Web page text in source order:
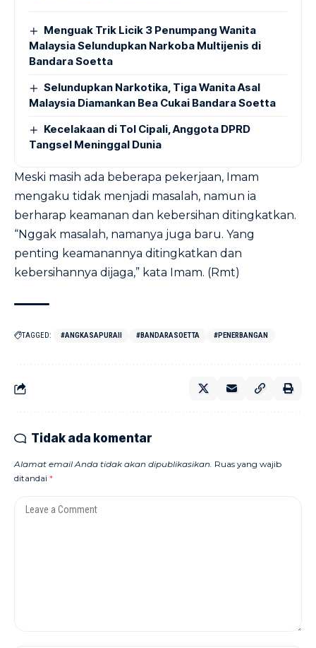
Menguak Trik Licik 3 Penumpang Wanita
Malaysia Selundupkan Narkoba Multijenis di
Bandara Soetta
Selundupkan Narkotika, Tiga Wanita Asal
Malaysia Diamankan Bea Cukai Bandara Soetta
Kecelakaan di Tol Cipali, Anggota DPRD
Tangsel Meninggal Dunia
Meski masih ada beberapa pekerjaan, Imam
mengaku tidak menjadi masalah, namun ia
berharap keamanan dan kebersihan ditingkatkan.
“Nggak masalah, namanya juga baru. Yang
penting keamanannya ditingkatkan dan
kebersihannya dijaga,” kata Imam. (Rmt)
TAGGED: #ANGKASAPURAII #BANDARASOETTA #PENERBANGAN
Tidak ada komentar
Alamat email Anda tidak akan dipublikasikan. Ruas yang wajib
ditandai *